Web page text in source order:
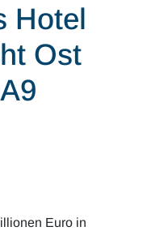
Hotel
Ost
Euro in